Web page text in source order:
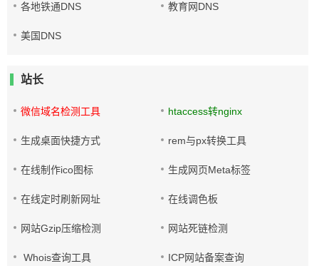
各地铁通DNS 教育网DNS
美国DNS
站长
微信域名检测工具 htaccess转nginx
生成桌面快捷方式 rem与px转换工具
在线制作ico图标 生成网页Meta标签
在线定时刷新网址 在线调色板
网站Gzip压缩检测 网站死链检测
Whois查询工具 ICP网站备案查询